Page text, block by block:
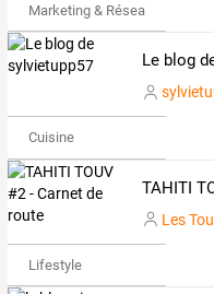
Marketing & Réseaux Sociaux
Cuisine
Les
Lifestyle